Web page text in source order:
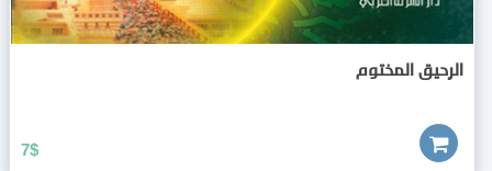
الرحيق المختوم
7$